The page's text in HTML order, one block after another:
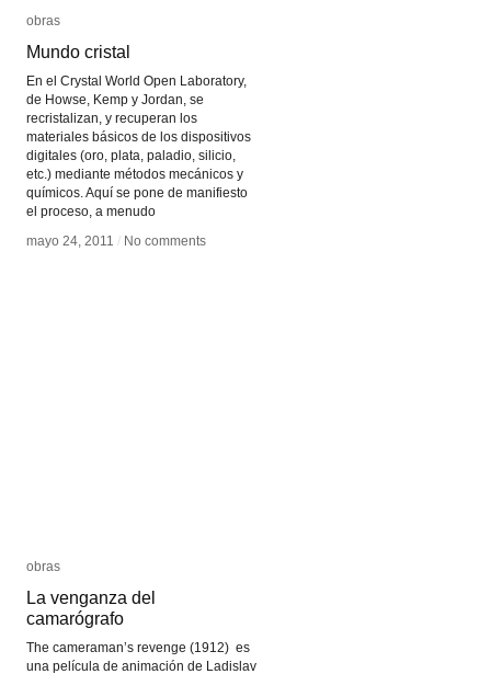
obras
Mundo cristal
En el Crystal World Open Laboratory,
de Howse, Kemp y Jordan, se
recristalizan, y recuperan los
materiales básicos de los dispositivos
digitales (oro, plata, paladio, silicio,
etc.) mediante métodos mecánicos y
químicos. Aquí se pone de manifiesto
el proceso, a menudo
mayo 24, 2011 / No comments
obras
Mundo cristal
mayo 24, 2011 / No comments
obras
La venganza del
camarógrafo
The cameraman’s revenge (1912) es
una película de animación de Ladislav
obras
La venganza del
camarógrafo